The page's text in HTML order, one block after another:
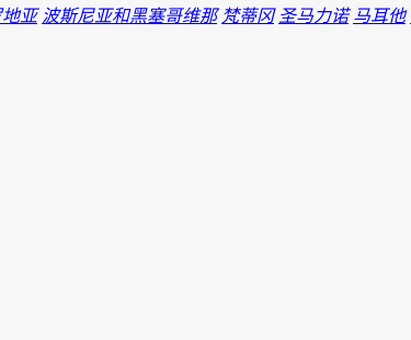
地亚 波斯尼亚和黑塞哥维那 梵蒂冈 圣马力诺 马耳他